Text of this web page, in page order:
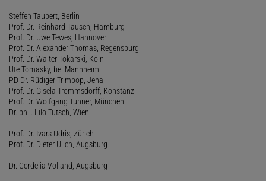
Steffen Taubert, Berlin
Prof. Dr. Reinhard Tausch, Hamburg
Prof. Dr. Uwe Tewes, Hannover
Prof. Dr. Alexander Thomas, Regensburg
Prof. Dr. Walter Tokarski, Köln
Ute Tomasky, bei Mannheim
PD Dr. Rüdiger Trimpop, Jena
Prof. Dr. Gisela Trommsdorff, Konstanz
Prof. Dr. Wolfgang Tunner, München
Dr. phil. Lilo Tutsch, Wien
Prof. Dr. Ivars Udris, Zürich
Prof. Dr. Dieter Ulich, Augsburg
Dr. Cordelia Volland, Augsburg